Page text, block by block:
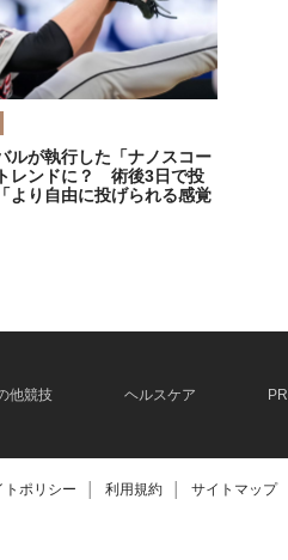
ルが執行した「ナノスコー
レンドに？ 術後3日で投
より自由に投げられる感覚
他競技 ヘルスケア PR
トポリシー 利用規約 サイトマップ